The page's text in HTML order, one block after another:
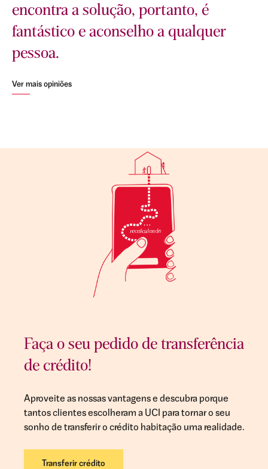
encontra a solução, portanto, é
fantástico e aconselho a qualquer
pessoa.
Ver mais opiniões
Faça o seu pedido de transferência
de crédito!
Aproveite as nossas vantagens e descubra porque
tantos clientes escolheram a UCI para tornar o seu
sonho de transferir o crédito habitação uma realidade.
Transferir crédito